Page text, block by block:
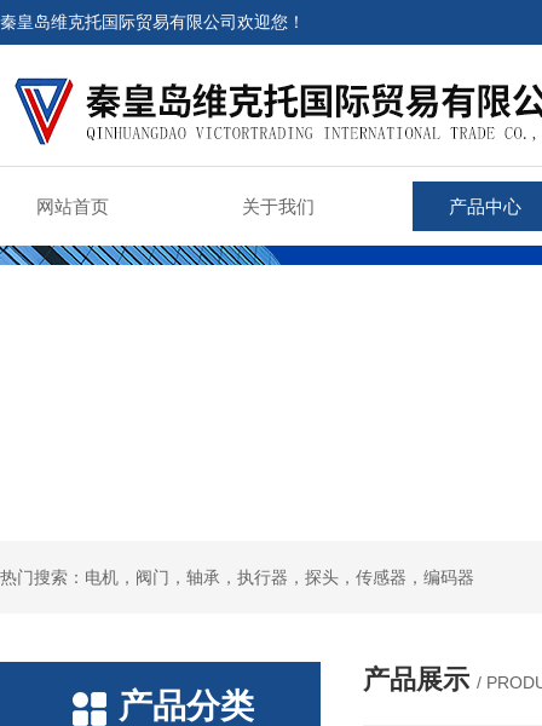
秦皇岛维克托国际贸易有限公司欢迎您！
网站首页 关于我们 产品中心
热门搜索：电机，阀门，轴承，执行器，探头，传感器，编码器
产品分类
产品展示 /